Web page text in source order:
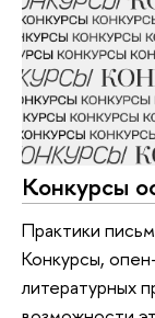
Конкурсы
Практики
Конкурсы,
литературных